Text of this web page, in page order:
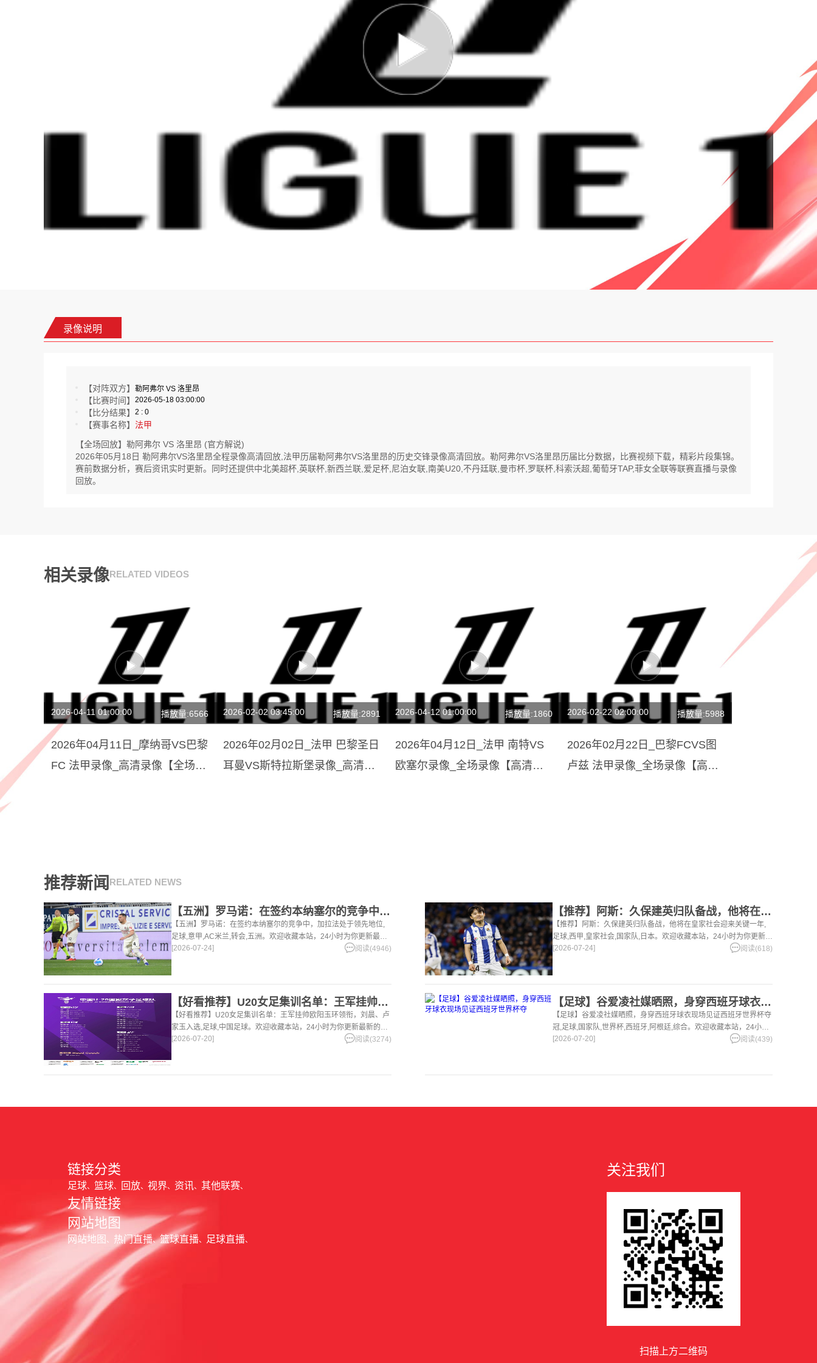
录像说明
【对阵双方】 勒阿弗尔 VS 洛里昂
【比赛时间】 2026-05-18 03:00:00
【比分结果】 2 : 0
【赛事名称】 法甲
【全场回放】勒阿弗尔 VS 洛里昂 (官方解说)
2026年05月18日 勒阿弗尔VS洛里昂全程录像高清回放,法甲历届勒阿弗尔VS洛里昂的历史交锋录像高清回放。勒阿弗尔VS洛里昂历届比分数据，比赛视频下载，精彩片段集锦。
赛前数据分析，赛后资讯实时更新。同时还提供中北美超杯,英联杯,新西兰联,爱足杯,尼泊女联,南美U20,不丹廷联,曼市杯,罗联杯,科索沃超,葡萄牙TAP,菲女全联等联赛直播与录像
回放。
相关录像RELATED VIDEOS
2026-04-11 01:00:00 播放量:6566
2026年04月11日_摩纳哥VS巴黎
FC 法甲录像_高清录像【全场回
2026-02-02 03:45:00 播放量:2891
2026年02月02日_法甲 巴黎圣日
耳曼VS斯特拉斯堡录像_高清录
2026-04-12 01:00:00 播放量:1860
2026年04月12日_法甲 南特VS
欧塞尔录像_全场录像【高清回
2026-02-22 02:00:00 播放量:5988
2026年02月22日_巴黎FCVS图
卢兹 法甲录像_全场录像【高清
推荐新闻 RELATED NEWS
【五洲】罗马诺：在签约本纳塞尔的竞争中，加拉法处于领先地位
【五洲】罗马诺：在签约本纳塞尔的竞争中，加拉法处于领先地位,
足球,意甲,AC米兰,转会,五洲。欢迎收藏本站，24小时为你更新最新
的足球，篮球体育资讯。
[2026-07-24] 阅读(4946)
【推荐】阿斯：久保建英归队备战，他将在皇家社会迎来关键一年
【推荐】阿斯：久保建英归队备战，他将在皇家社会迎来关键一年,
足球,西甲,皇家社会,国家队,日本。欢迎收藏本站，24小时为你更新最
新的足球，篮球体育资讯。
[2026-07-24] 阅读(618)
【好看推荐】U20女足集训名单：王军挂帅欧阳玉环领衔，刘晨、
【好看推荐】U20女足集训名单：王军挂帅欧阳玉环领衔，刘晨、卢
家玉入选,足球,中国足球。欢迎收藏本站，24小时为你更新最新的足
球，篮球体育资讯。
[2026-07-20] 阅读(3274)
【足球】谷爱凌社媒晒照，身穿西班牙球衣现场见证西班牙世界杯夺
【足球】谷爱凌社媒晒照，身穿西班牙球衣现场见证西班牙世界杯夺
冠,足球,国家队,世界杯,西班牙,阿根廷,综合。欢迎收藏本站，24小时
为你更新最新的足球，篮球体育资讯。
[2026-07-20] 阅读(439)
链接分类
足球 篮球 回放 视界 资讯 其他联赛
友情链接
网站地图
网站地图 热门直播 篮球直播 足球直播
关注我们
扫描上方二维码